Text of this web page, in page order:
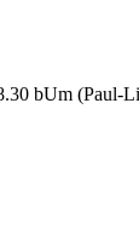
bUm (Paul-